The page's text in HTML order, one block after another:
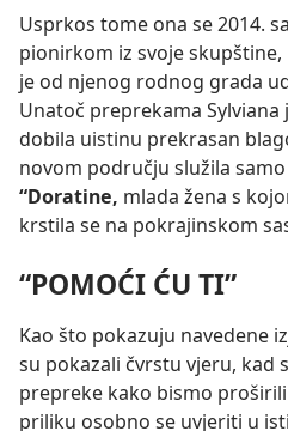
Usprkos tome ona se 2014. sa
pionirkom iz svoje
je od njenog rodnog grada
Unatoč preprekama Sylviana
dobila uistinu prekrasan
novom području služila
“Doratine, mlada žena s
krstila se na pokrajinskom
“POMOĆI ĆU TI”
Kao što pokazuju navedene
su pokazali čvrstu vjeru, kad
prepreke kako bismo
priliku osobno se uvjeriti u